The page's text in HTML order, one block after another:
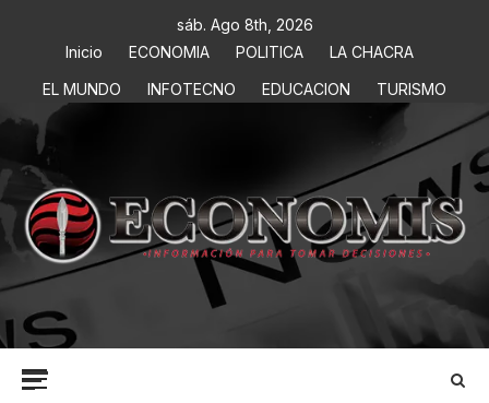
sáb. Ago 8th, 2026
Inicio
ECONOMIA POLITICA
LA CHACRA
EL MUNDO
INFOTECNO EDUCACION TURISMO
ECONOMIS
INFORMACIÓN PARA TOMAR DECISIONES